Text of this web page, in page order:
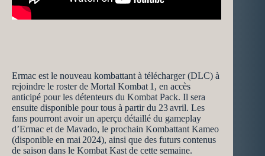
Ermac est le nouveau kombattant à télécharger (DLC) à
rejoindre le roster de Mortal Kombat 1, en accès
anticipé pour les détenteurs du Kombat Pack. Il sera
ensuite disponible pour tous à partir du 23 avril. Les
fans pourront avoir un aperçu détaillé du gameplay
d’Ermac et de Mavado, le prochain Kombattant Kameo
(disponible en mai 2024), ainsi que des futurs contenus
de saison dans le Kombat Kast de cette semaine.